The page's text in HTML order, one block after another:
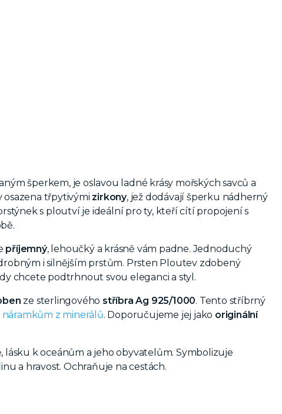
šperkem, je oslavou ladné krásy mořských savců a
třpytivými zirkony, jež dodávají šperku nádherný
s ploutví je ideální pro ty, kteří cítí propojení s
příjemný, lehoučký a krásně vám padne. Jednoduchý
i silnějším prstům. Prsten Ploutev zdobený
chcete podtrhnout svou eleganci a styl.
ze sterlingového stříbra Ag 925/1000. Tento stříbrný
náramkům z minerálů. Doporučujeme jej jako originální
k oceánům a jeho obyvatelům. Symbolizuje
a hravost. Ochraňuje na cestách.